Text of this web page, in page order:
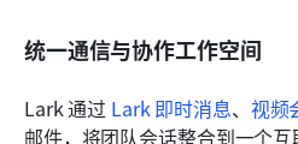
统一通信与协作工作空间
Lark 通过 Lark 即时消息、 视频
邮件，将团队会话整合到一个